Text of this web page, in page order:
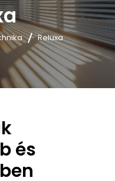
Reluxa
és